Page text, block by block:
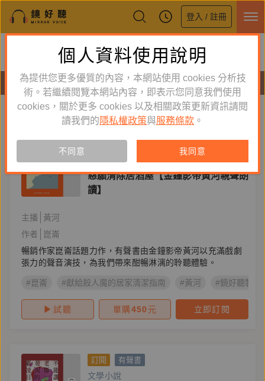
登入 / 註冊
鏡好聽全新APP上線
體驗全面升級，即刻下載
有聲書
獻給殺人魔的居家清潔指南 新到舊 舊到新
有聲書
惡願清除居酒屋【金鐘影帝黃河親聲朗
讀】
主播
黃河
作者
崑崙
暢銷作家崑崙話題力作，有聲書由金鐘影帝黃河以充滿戲劇
張力的聲音演技，為我們帶來酣暢淋漓的聆聽體驗。
#崑崙 #獻給殺人魔的居家清潔指南 #黃河 #鏡好聽製作
試聽 單購450 元 立即訂閱
訂閱 有聲書
文學小說
個人資料使用說明
為提供您更多優質的內容，本網站使用 cookies 分析技
術。若繼續閱覽本網站內容，即表示您同意我們使用
cookies，關於更多 cookies 以及相關政策更新資訊請閱
讀我們的 隱私權政策與服務條款 。
不同意 我同意